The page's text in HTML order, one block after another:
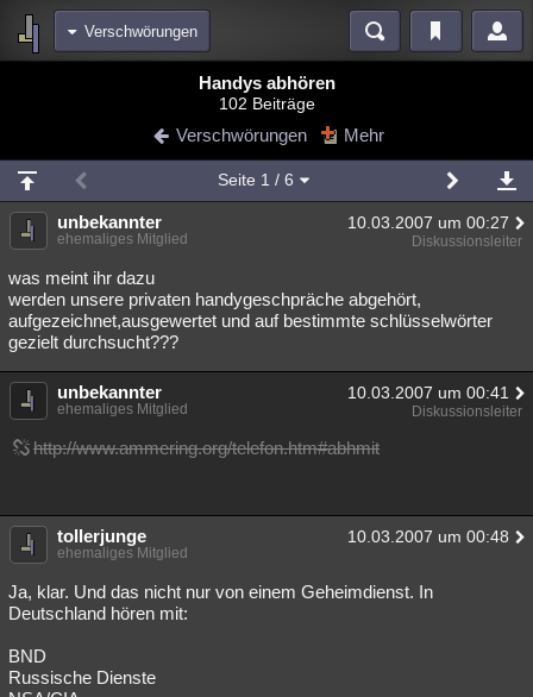
Verschwörungen
Blogs Videos
Chat Wiki Neuigkeiten
meine Rubriken
Menschen Wissenschaft Mystery Kriminalfälle
Spiritualität Verschwörungen
Natur Umfragen Unterhaltung
weitere Rubriken
Philosophie Träume Literatur
Astronomie Helpdesk Gruppen Gaming
Übersichten
Besucht Teilgenommen
Lesenswert Schlüsselwörter
Handys abhören
102 Beiträge
Verschwörungen Mehr
Seite 1 / 6
unbekannter 10.03.2007 um 00:27
ehemaliges Mitglied Diskussionsleiter
was meint ihr dazu
werden unsere privaten handygeschpräche abgehört,
aufgezeichnet,ausgewertet und auf bestimmte schlüsselwörter
gezielt durchsucht???
unbekannter 10.03.2007 um 00:41
ehemaliges Mitglied Diskussionsleiter
http://www.ammering.org/telefon.htm#abhmit
tollerjunge 10.03.2007 um 00:48
ehemaliges Mitglied
Ja, klar. Und das nicht nur von einem Geheimdienst. In
Deutschland hören mit:
BND
Russische Dienste